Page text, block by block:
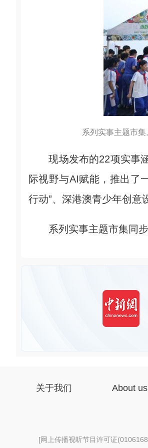
系列实事主题市集
现场发布的22项实事涵
际视野与AI赋能，推出了
行动”、深港澳青少年创意
系列实事主题市集同步
关于我们 About us
[网上传播视听节目许可证